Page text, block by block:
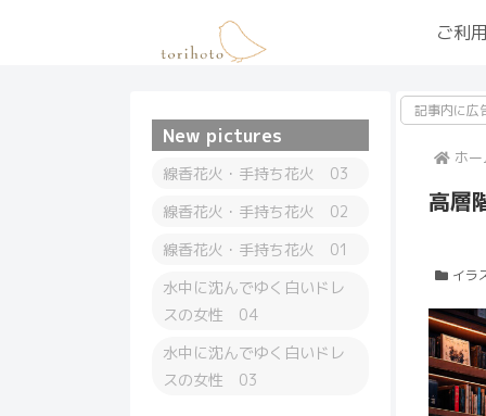
ご利
記事内に広
ホ
高
イラ
New pictures
線香花火・手持ち花火 03
線香花火・手持ち花火 02
線香花火・手持ち花火 01
水中に沈んでゆく白いドレ
スの女性 04
水中に沈んでゆく白いドレ
スの女性 03